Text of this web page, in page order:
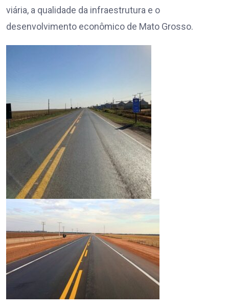
viária, a qualidade da infraestrutura e o
desenvolvimento econômico de Mato Grosso.